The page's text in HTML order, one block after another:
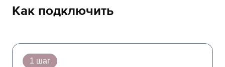
Как подключить
1 шаг